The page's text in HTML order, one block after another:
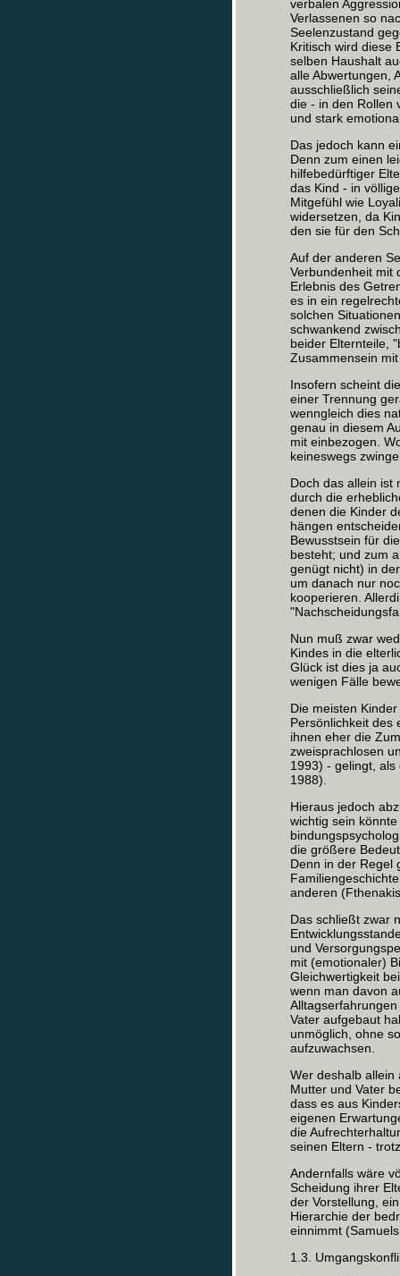
verbalen
Verlassenen so
Seelenzustand
Kritisch wird diese
selben Haushalt
alle Abwertungen,
ausschließlich
die - in den Rollen
und stark
Das jedoch kann
Denn zum einen
hilfebedürftiger
das Kind - in
Mitgefühl wie
widersetzen, da
den sie für den
Auf der anderen
Verbundenheit mit
Erlebnis des
es in ein
solchen
schwankend
beider Elternteile,
Zusammensein
Insofern scheint
einer Trennung
wenngleich dies
genau in diesem
mit einbezogen.
keineswegs
Doch das allein ist
durch die
denen die Kinder
hängen
Bewusstsein für
besteht; und zum
genügt nicht) in
um danach nur
kooperieren.
Nun muß zwar
Kindes in die
Glück ist dies ja
wenigen Fälle
Die meisten
Persönlichkeit des
ihnen eher die
zweisprachlosen
1993) - gelingt,
1988).
Hieraus jedoch
wichtig sein
die größere
Denn in der Regel
anderen
Das schließt zwar
und
mit (emotionaler)
Gleichwertigkeit
wenn man davon
Vater aufgebaut
unmöglich, ohne
aufzuwachsen.
Wer deshalb allein
Mutter und Vater
dass es aus
eigenen
die
seinen Eltern -
Andernfalls wäre
Scheidung ihrer
der Vorstellung,
Hierarchie der
einnimmt
1.3.